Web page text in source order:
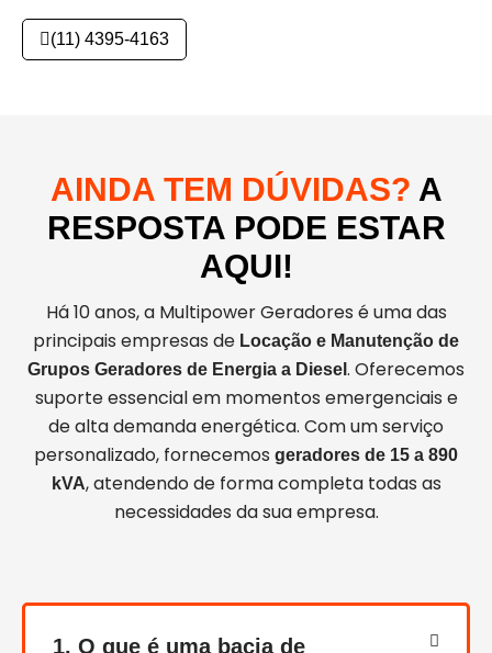
(11) 4395-4163
AINDA TEM DÚVIDAS? A
RESPOSTA PODE ESTAR
AQUI!
Há 10 anos, a Multipower Geradores é uma das
principais empresas de Locação e Manutenção de
Grupos Geradores de Energia a Diesel . Oferecemos
suporte essencial em momentos emergenciais e
de alta demanda energética. Com um serviço
personalizado, fornecemos geradores de 15 a 890
kVA, atendendo de forma completa todas as
necessidades da sua empresa.
1. O que é uma bacia de